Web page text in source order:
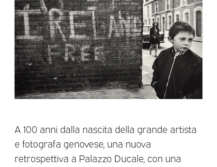
A 100 anni dalla nascita della grande artista
e fotografa genovese, una nuova
retrospettiva a Palazzo Ducale, con una